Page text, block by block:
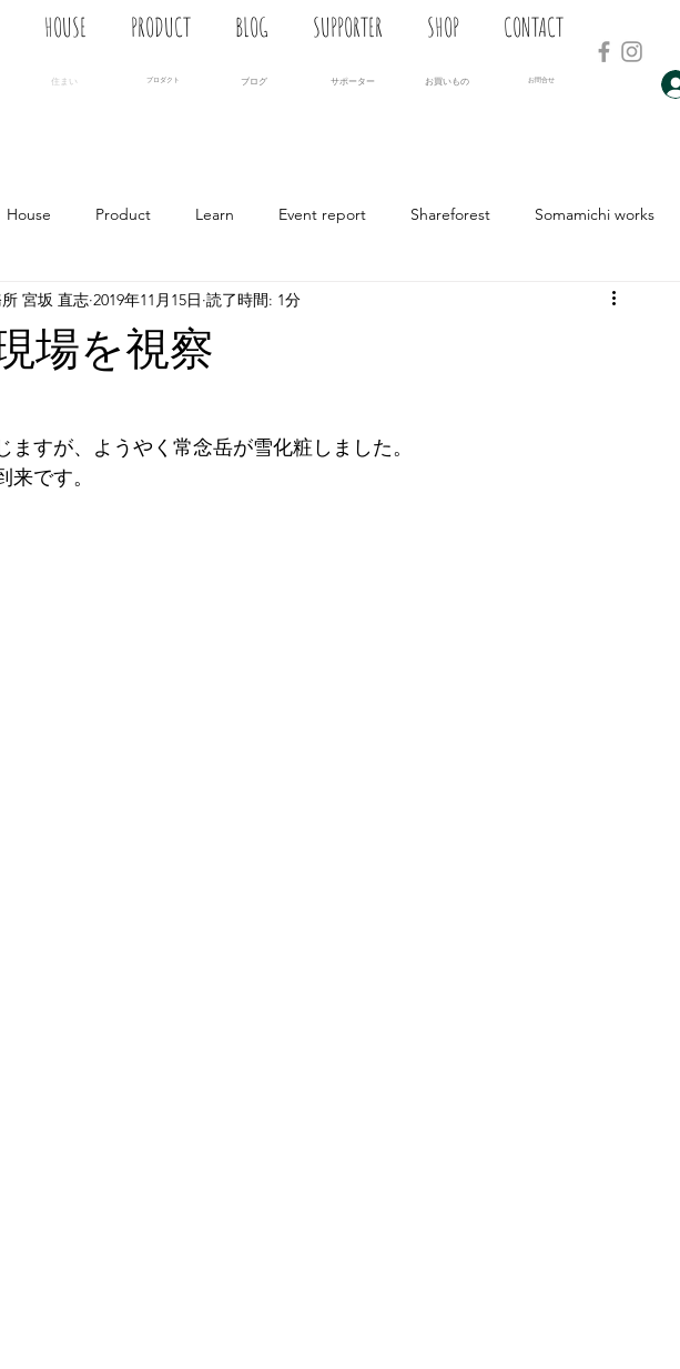
HOUSE PRODUCT BLOG SUPPORTER SHOP CONTACT
住まい プロダクト ブログ サポーター お買いもの ​お問合せ
House Product Learn Event report Shareforest Somamichi works
場を視察
宮坂 直志 2019年11月15日 読了時間: 1分
ますが、ようやく常念岳が雪化粧しました。
です。